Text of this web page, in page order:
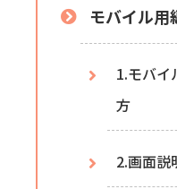
モバイル用
1.モバイ
方
2.画面説